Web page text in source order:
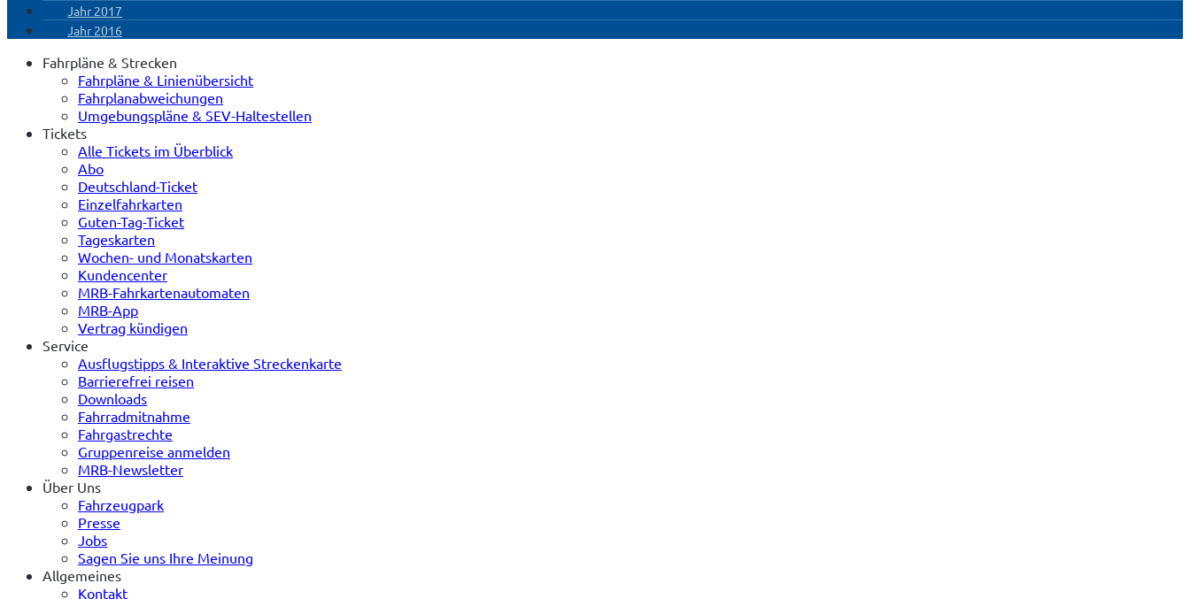
Jahr 2017
Jahr 2016
Fahrpläne & Strecken
Fahrpläne & Linienübersicht
Fahrplanabweichungen
Umgebungspläne & SEV-Haltestellen
Tickets
Alle Tickets im Überblick
Abo
Deutschland-Ticket
Einzelfahrkarten
Guten-Tag-Ticket
Tageskarten
Wochen- und Monatskarten
Kundencenter
MRB-Fahrkartenautomaten
MRB-App
Vertrag kündigen
Service
Ausflugstipps & Interaktive Streckenkarte
Barrierefrei reisen
Downloads
Fahrradmitnahme
Fahrgastrechte
Gruppenreise anmelden
MRB-Newsletter
Über Uns
Fahrzeugpark
Presse
Jobs
Sagen Sie uns Ihre Meinung
Allgemeines
Kontakt